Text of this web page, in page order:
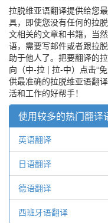
拉脱维亚语翻译提供给您
具，即使您没有任何的拉
文相关的文章和书籍，当
语，需要写邮件或者跟拉
助于他人了。把要翻译的
向（中-拉 | 拉-中）点击“
供最准确的拉脱维亚语翻
活和工作的好帮手！
使用较多的热门翻译
英语翻译
日语翻译
德语翻译
西班牙语翻译